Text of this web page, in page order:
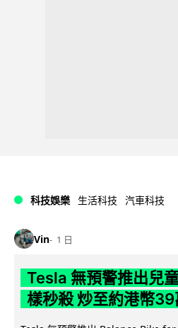
科技娛樂 生活科技 汽車科技
Vin 1 日
Tesla 無預警推出兒
樣秒殺 炒至約港幣39